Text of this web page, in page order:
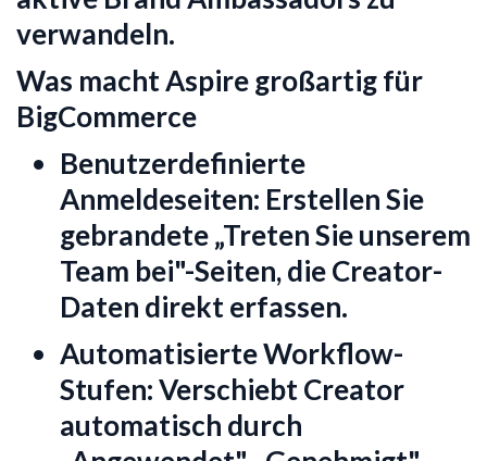
verwandeln.
Was macht Aspire großartig für
BigCommerce
Benutzerdefinierte
Anmeldeseiten: Erstellen Sie
gebrandete „Treten Sie unserem
Team bei"-Seiten, die Creator-
Daten direkt erfassen.
Automatisierte Workflow-
Stufen:Verschiebt Creator
automatisch durch